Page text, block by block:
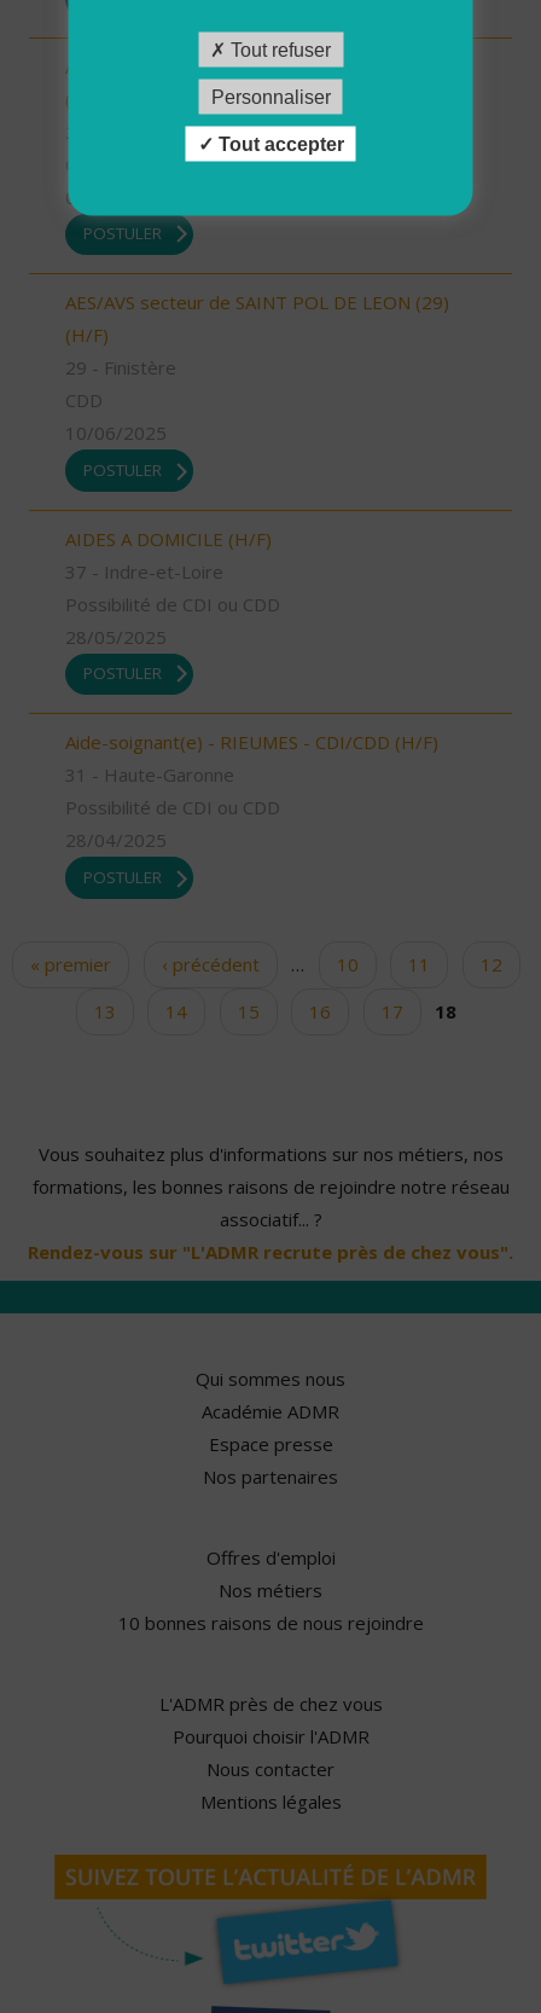
Aide à domicile - Secteur de Gouesnou - CDI
(H/F)
01/07/2025
POSTULER
AES/AVS secteur de SAINT POL DE LEON (29)
(H/F)
29 - Finistère
CDD
10/06/2025
POSTULER
AIDES A DOMICILE (H/F)
37 - Indre-et-Loire
Possibilité de CDI ou CDD
28/05/2025
POSTULER
Aide-soignant(e) - RIEUMES - CDI/CDD (H/F)
31 - Haute-Garonne
Possibilité de CDI ou CDD
28/04/2025
POSTULER
Pages
« premier ‹ précédent … 10 11
12
13
14 15 16 17 18
Vous souhaitez plus d'informations sur nos métiers, nos
formations, les bonnes raisons de rejoindre notre réseau
associatif... ?
Rendez-vous sur "L'ADMR recrute près de chez vous".
Qui sommes nous
Académie ADMR
Espace presse
Nos partenaires
Offres d'emploi
Nos métiers
10 bonnes raisons de nous rejoindre
L'ADMR près de chez vous
Pourquoi choisir l'ADMR
Nous contacter
Mentions légales
Tout refuser
Personnaliser
Tout accepter